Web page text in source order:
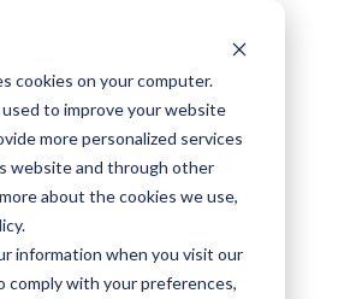
cookies on your computer.
to improve your website
more personalized services
website and through other
about the cookies we use,
information when you visit our
comply with your preferences,
Rechercher :
D’ARTIFICES